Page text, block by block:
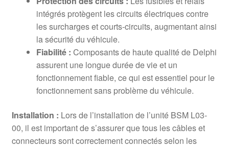
intégrés protègent les circuits électriques contre
les surcharges et courts-circuits, augmentant ainsi
la sécurité du véhicule.
Fiabilité : Composants de haute qualité de Delphi
assurent une longue durée de vie et un
fonctionnement fiable, ce qui est essentiel pour le
fonctionnement sans problème du véhicule.
Installation : Lors de l’installation de l’unité BSM L03-
00, il est important de s’assurer que tous les câbles et
connecteurs sont correctement connectés selon les